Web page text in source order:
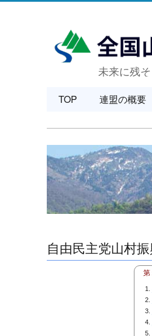
未来に残
TOP 連盟の概要
自由民主党山村
第